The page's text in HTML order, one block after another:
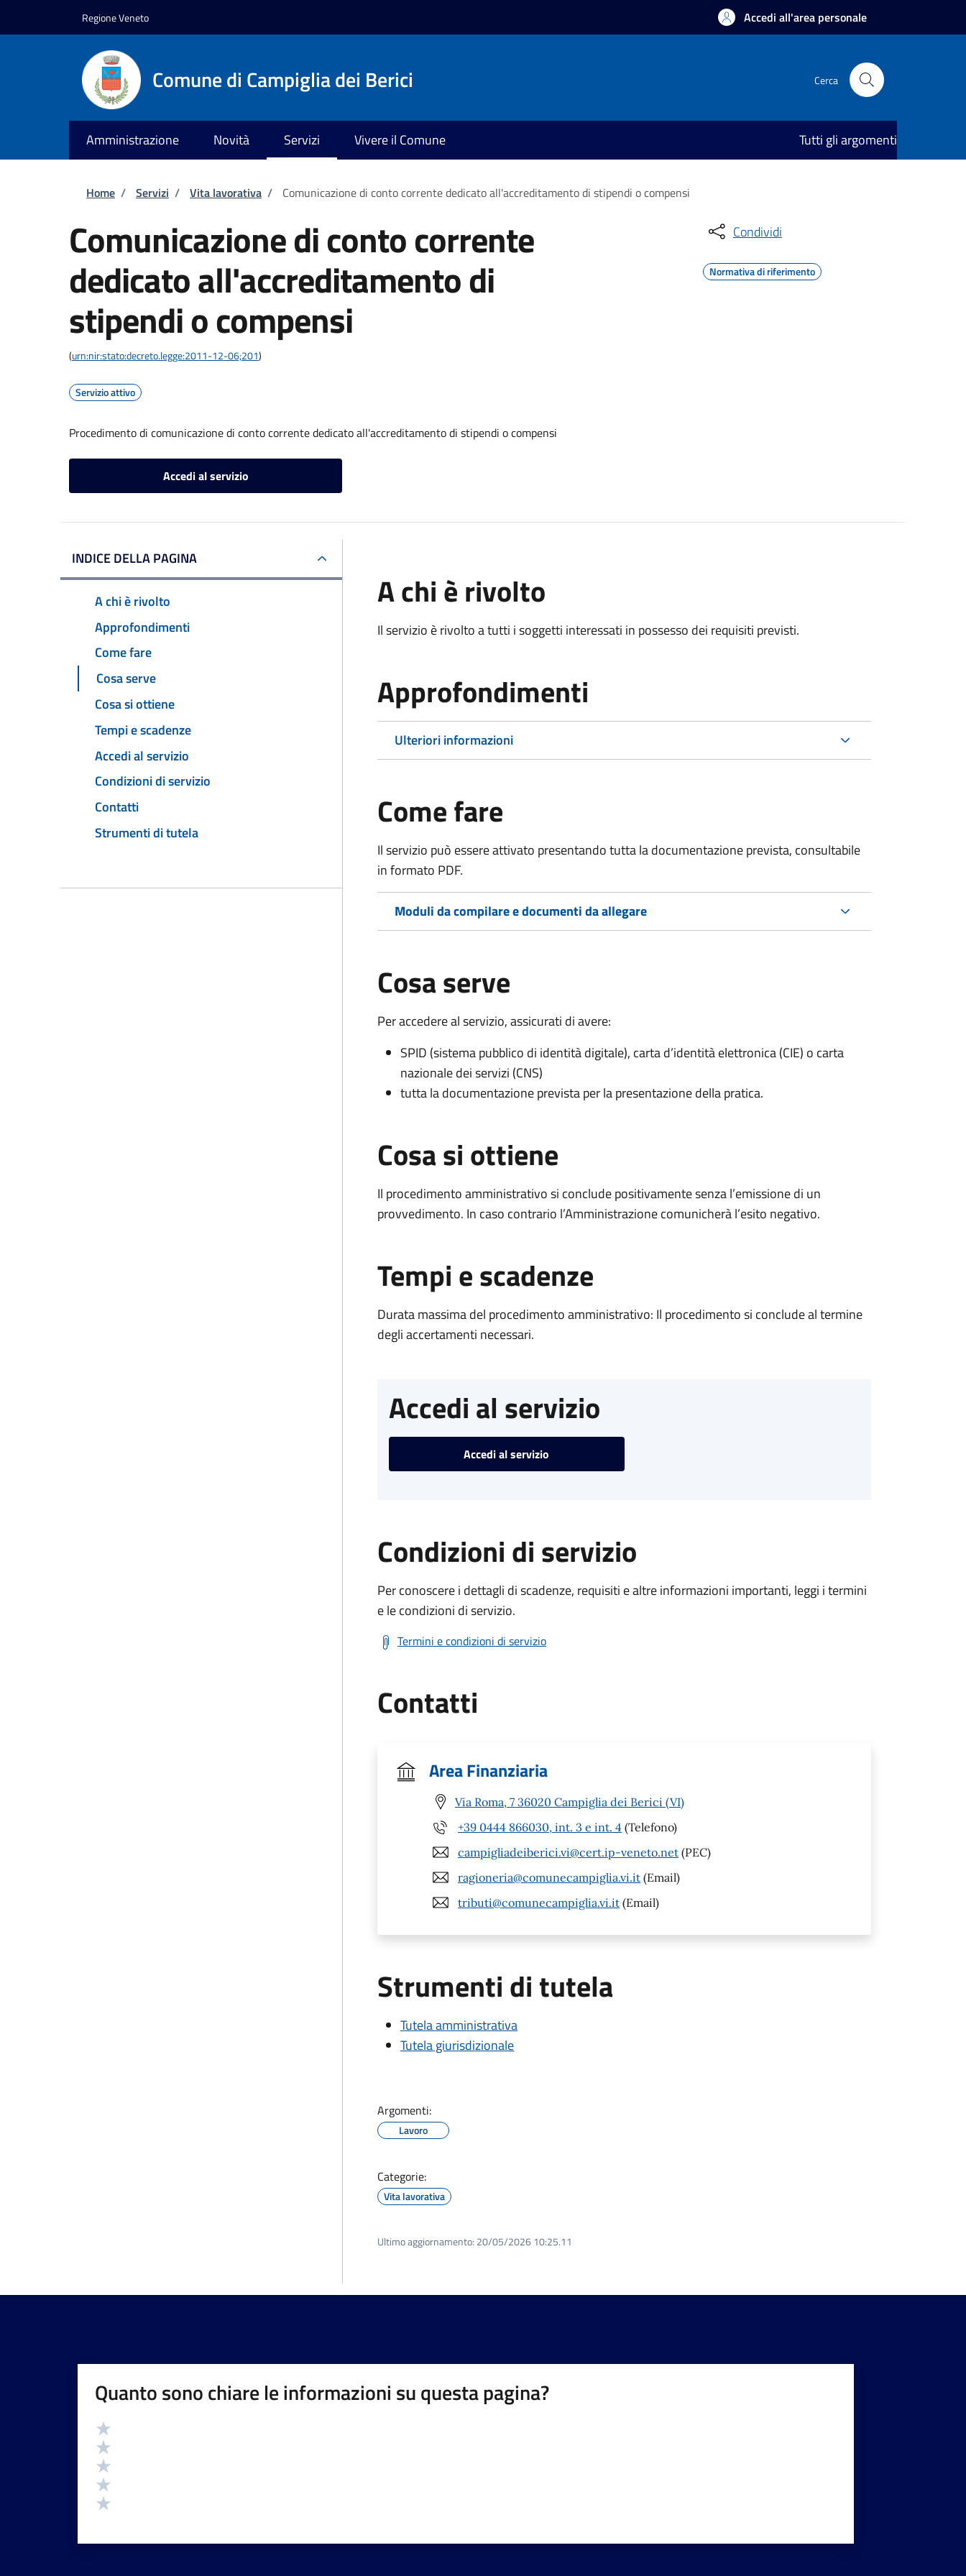
Regione Veneto Accedi all'area personale
Comune di Campiglia dei Berici Cerca
Amministrazione Novità Servizi Vivere il Comune Tutti gli argomenti
Briciole di pane
Home / Servizi / Vita lavorativa / Comunicazione di conto corrente dedicato all'accreditamento di stipendi o compensi
Comunicazione di conto corrente
dedicato all'accreditamento di
stipendi o compensi
(urn:nir:stato:decreto.legge:2011-12-06;201)
Servizio attivo
Procedimento di comunicazione di conto corrente dedicato all'accreditamento di stipendi o compensi
Accedi al servizio
Condividi
Normativa di riferimento
INDICE DELLA PAGINA
A chi è rivolto
Approfondimenti
Come fare
Cosa serve
Cosa si ottiene
Tempi e scadenze
Accedi al servizio
Condizioni di servizio
Contatti
Strumenti di tutela
A chi è rivolto
Il servizio è rivolto a tutti i soggetti interessati in possesso dei requisiti previsti.
Approfondimenti
Ulteriori informazioni
Come fare
Il servizio può essere attivato presentando tutta la documentazione prevista, consultabile
in formato PDF.
Moduli da compilare e documenti da allegare
Cosa serve
Per accedere al servizio, assicurati di avere:
SPID (sistema pubblico di identità digitale), carta d’identità elettronica (CIE) o carta
nazionale dei servizi (CNS)
tutta la documentazione prevista per la presentazione della pratica.
Cosa si ottiene
Il procedimento amministrativo si conclude positivamente senza l’emissione di un
provvedimento. In caso contrario l’Amministrazione comunicherà l’esito negativo.
Tempi e scadenze
Durata massima del procedimento amministrativo: Il procedimento si conclude al termine
degli accertamenti necessari.
Accedi al servizio
Accedi al servizio
Condizioni di servizio
Per conoscere i dettagli di scadenze, requisiti e altre informazioni importanti, leggi i termini
e le condizioni di servizio.
Termini e condizioni di servizio
Contatti
Area Finanziaria
Via Roma, 7 36020 Campiglia dei Berici (VI)
+39 0444 866030, int. 3 e int. 4 (Telefono)
campigliadeiberici.vi@cert.ip-veneto.net (PEC)
ragioneria@comunecampiglia.vi.it (Email)
tributi@comunecampiglia.vi.it (Email)
Strumenti di tutela
Tutela amministrativa
Tutela giurisdizionale
Argomenti:
Lavoro
Categorie:
Vita lavorativa
Ultimo aggiornamento: 20/05/2026 10:25.11
Quanto sono chiare le informazioni su questa pagina?
Valutazione